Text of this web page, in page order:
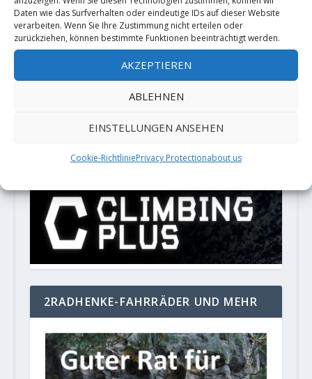
Daten wie das Surfverhalten oder eindeutige IDs auf dieser Website
verarbeiten. Wenn Sie Ihre Zustimmung nicht erteilen oder
zurückziehen, können bestimmte Funktionen beeinträchtigt werden.
AKZEPTIEREN
ABLEHNEN
EINSTELLUNGEN ANSEHEN
Cookie-RichtliniePrivacy Protectionabout us
deine Kommentardaten verarbeitet
werden.
PARTNER
LOCALIZATION
Français
2RADHENKE-FAHRRÄDER UND MEHR